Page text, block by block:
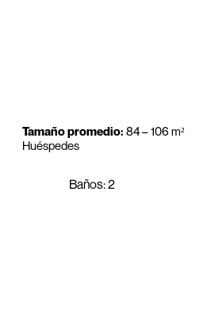
Tamaño promedio: 84 – 106 m²
Huéspedes
Baños: 2